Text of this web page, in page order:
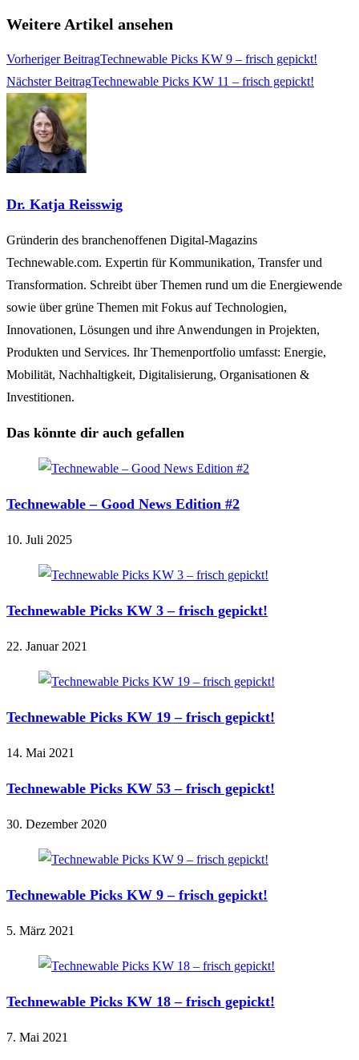
Weitere Artikel ansehen
Vorheriger BeitragTechnewable Picks KW 9 – frisch gepickt!
Nächster BeitragTechnewable Picks KW 11 – frisch gepickt!
Dr. Katja Reisswig
Gründerin des branchenoffenen Digital-Magazins
Technewable.com. Expertin für Kommunikation, Transfer und
Transformation. Schreibt über Themen rund um die Energiewende
sowie über grüne Themen mit Fokus auf Technologien,
Innovationen, Lösungen und ihre Anwendungen in Projekten,
Produkten und Services. Ihr Themenportfolio umfasst: Energie,
Mobilität, Nachhaltigkeit, Digitalisierung, Organisationen &
Investitionen.
Das könnte dir auch gefallen
Technewable – Good News Edition #2
10. Juli 2025
Technewable Picks KW 3 – frisch gepickt!
22. Januar 2021
Technewable Picks KW 19 – frisch gepickt!
14. Mai 2021
Technewable Picks KW 53 – frisch gepickt!
30. Dezember 2020
Technewable Picks KW 9 – frisch gepickt!
5. März 2021
Technewable Picks KW 18 – frisch gepickt!
7. Mai 2021